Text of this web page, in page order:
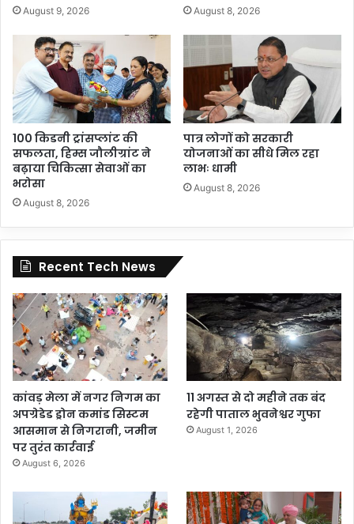
August 9, 2026 August 8, 2026
100 किडनी ट्रांसप्लांट की
सफलता, हिम्स जौलीग्रांट ने
बढ़ाया चिकित्सा सेवाओं का
भरोसा
August 8, 2026
पात्र लोगों को सरकारी
योजनाओं का सीधे मिल रहा
लाभः धामी
August 8, 2026
Recent Tech News
कांवड़ मेला में नगर निगम का
अपग्रेडेड ड्रोन कमांड सिस्टम
आसमान से निगरानी, जमीन
पर तुरंत कार्रवाई
August 6, 2026
11 अगस्त से दो महीने तक बंद
रहेगी पाताल भुवनेश्वर गुफा
August 1, 2026